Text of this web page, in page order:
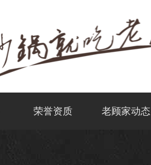
荣誉资质 老顾家动态